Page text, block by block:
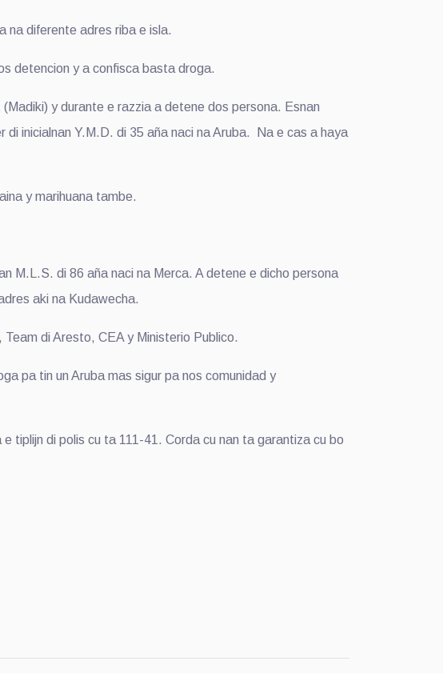
na diferente adres riba e isla.
detencion y a confisca basta droga.
y durante e razzia a detene dos persona. Esnan
inicialnan Y.M.D. di 35 aña naci na Aruba. Na e cas a haya
y marihuana tambe.
M.L.S. di 86 aña naci na Merca. A detene e dicho persona
aki na Kudawecha.
di Aresto, CEA y Ministerio Publico.
pa tin un Aruba mas sigur pa nos comunidad y
tiplijn di polis cu ta 111-41. Corda cu nan ta garantiza cu bo